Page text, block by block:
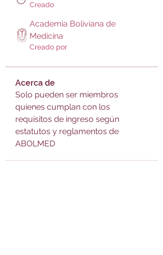
Creado
Academia Boliviana de
Medicina
Creado por
Acerca de
Solo pueden ser miembros
quienes cumplan con los
requisitos de ingreso según
estatutos y reglamentos de
ABOLMED